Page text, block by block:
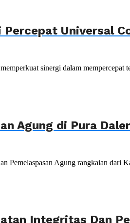
Universal
sinergi dalam mempercepat
Agung di Pura
Pemelaspasan Agung rangkaian dari
Integritas Dan